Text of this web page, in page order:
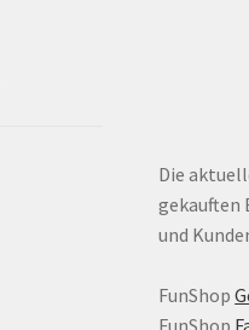
Die
gekauften
und
FunShop
FunShop